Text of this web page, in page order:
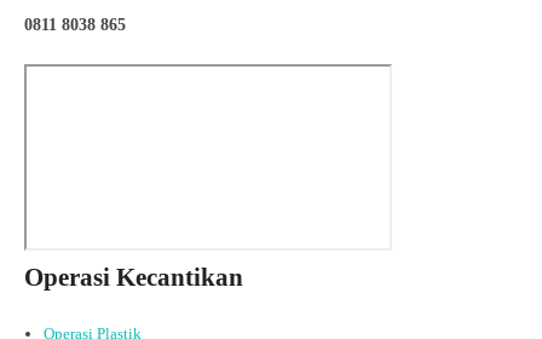
0811 8038 865
Operasi Kecantikan
Operasi Plastik